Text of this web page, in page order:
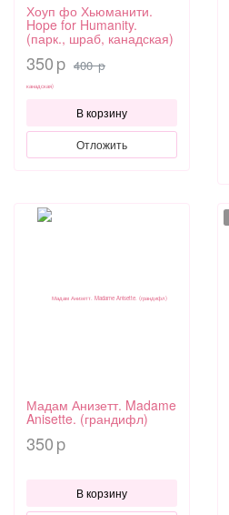
Хоуп фо Хьюманити.
Hope for Humanity.
(парк., шраб, канадская)
350 p 400 p
В корзину
Отложить
Мадам Анизетт. Madame
Anisette. (грандифл)
350 p
В корзину